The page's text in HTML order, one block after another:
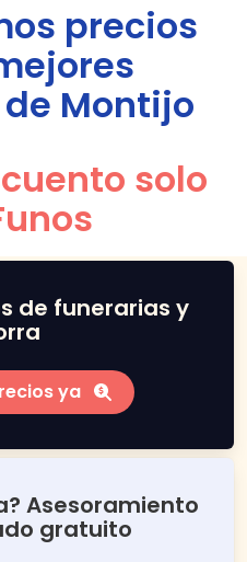
precios
Montijo
solo
de funerarias y
ya
Asesoramiento
gratuito